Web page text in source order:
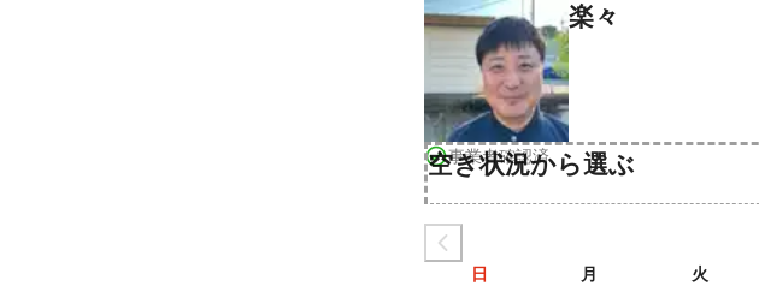
事業者確認済
楽々
空き状況から選ぶ
日 月 火